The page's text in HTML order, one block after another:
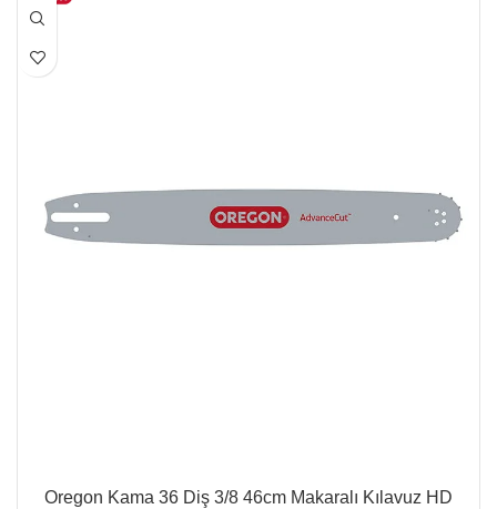
Oregon Kama 36 Diş 3/8 46cm Makaralı Kılavuz HD